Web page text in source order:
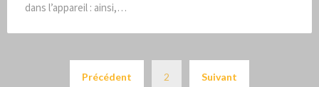
dans l’appareil : ainsi,…
Pagination
Précédent 2 Suivant